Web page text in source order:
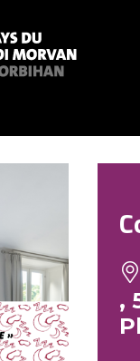
,